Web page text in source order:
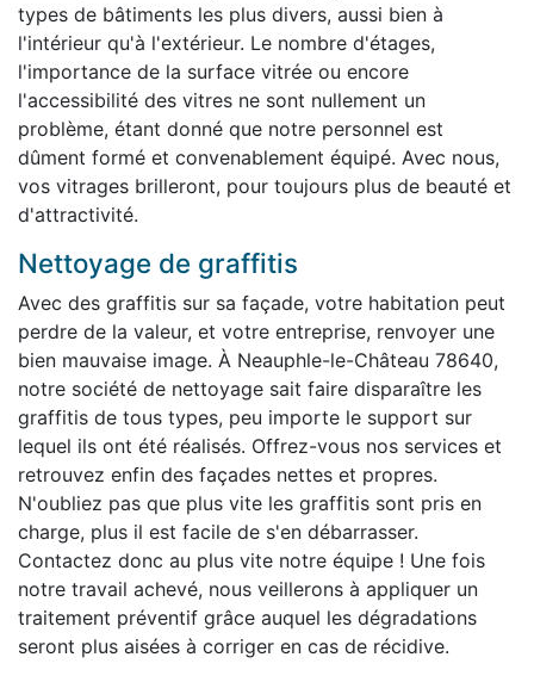
types de bâtiments les plus divers, aussi bien à
l'intérieur qu'à l'extérieur. Le nombre d'étages,
l'importance de la surface vitrée ou encore
l'accessibilité des vitres ne sont nullement un
problème, étant donné que notre personnel est
dûment formé et convenablement équipé. Avec nous,
vos vitrages brilleront, pour toujours plus de beauté et
d'attractivité.
Nettoyage de graffitis
Avec des graffitis sur sa façade, votre habitation peut
perdre de la valeur, et votre entreprise, renvoyer une
bien mauvaise image. À Neauphle-le-Château 78640,
notre société de nettoyage sait faire disparaître les
graffitis de tous types, peu importe le support sur
lequel ils ont été réalisés. Offrez-vous nos services et
retrouvez enfin des façades nettes et propres.
N'oubliez pas que plus vite les graffitis sont pris en
charge, plus il est facile de s'en débarrasser.
Contactez donc au plus vite notre équipe ! Une fois
notre travail achevé, nous veillerons à appliquer un
traitement préventif grâce auquel les dégradations
seront plus aisées à corriger en cas de récidive.